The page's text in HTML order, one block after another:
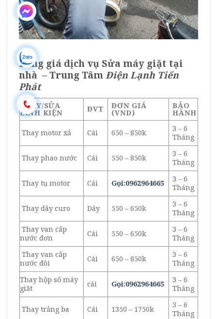
Bảng giá dịch vụ Sửa máy giặt tại
nhà –Trung TâmĐiện Lạnh Tiến
Phát
THAY/SỬA
LINH KIỆN ĐVT ĐƠN GIÁ
(VND)
BẢO
HÀNH
Thay motor xả Cái 650 – 850k
3 – 6
Tháng
Thay phao nước Cái 550 – 850k
3 – 6
Tháng
Thay tụ motor Cái Gọi:0962964665
3 – 6
Tháng
Thay dây curo Dây 550 – 650k
3 – 6
Tháng
Thay van cấp
nước đơn
Cái 550 – 650k
3 – 6
Tháng
Thay van cấp
nước đôi
Cái 650 – 850k
3 – 6
Tháng
Thay hộp số máy
giăt
cái Gọi:0962964665
3 – 6
Tháng
Thay trảng ba Cái 1350 – 1750k
3 – 6
Tháng